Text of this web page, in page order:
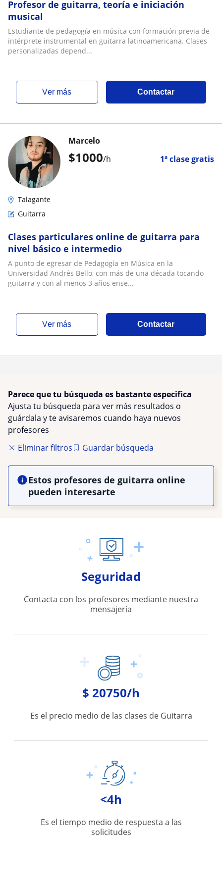
Profesor de guitarra, teoría e iniciación
musical
Estudiante de pedagogía en música con formación previa de
intérprete instrumental en guitarra latinoamericana. Clases
personalizadas depend...
ver más Contactar
$1000/h 1ª clase gratis
Marcelo
Talagante
Guitarra
Clases particulares online de guitarra para
nivel básico e intermedio
A punto de egresar de Pedagogía en Música en la
Universidad Andrés Bello, con más de una década tocando
guitarra y con al menos 3 años ense...
ver más Contactar
Parece que tu búsqueda es bastante especifica
Ajusta tu búsqueda para ver más resultados o
guárdala y te avisaremos cuando haya nuevos
profesores
Eliminar filtros
Guardar búsqueda
Estos profesores de guitarra online
pueden interesarte
Seguridad
Contacta con los profesores mediante nuestra
mensajería
$ 20750/h
Es el precio medio de las clases de Guitarra
<4h
Es el tiempo medio de respuesta a las
solicitudes